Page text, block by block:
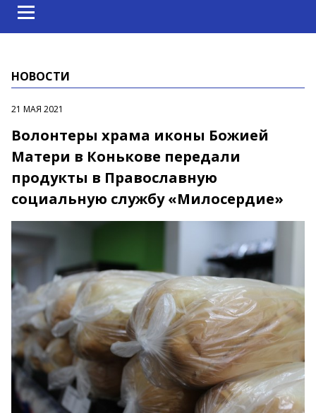
НОВОСТИ
21 МАЯ 2021
Волонтеры храма иконы Божией
Матери в Конькове передали
продукты в Православную
социальную службу «Милосердие»